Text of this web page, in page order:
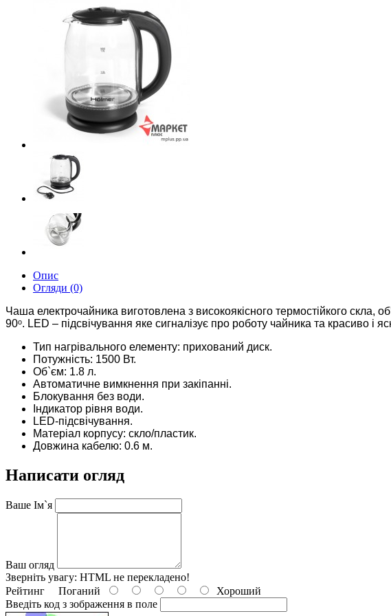
Опис
Огляди (0)
Чаша електрочайника виготовлена з високоякісного термостійкого скла,
90ᵒ. LED – підсвічування яке сигналізує про роботу чайника та красиво і
Тип нагрівального елементу: прихований диск.
Потужність: 1500 Вт.
Об`єм: 1.8 л.
Автоматичне вимкнення при закіпанні.
Блокування без води.
Індикатор рівня води.
LED-підсвічування.
Матеріал корпусу: скло/пластик.
Довжина кабелю: 0.6 м.
Написати огляд
Ваше Ім`я
Ваш огляд
Зверніть увагу: HTML не перекладено!
Рейтинг Поганий
Хороший
Введіть код з зображення в поле